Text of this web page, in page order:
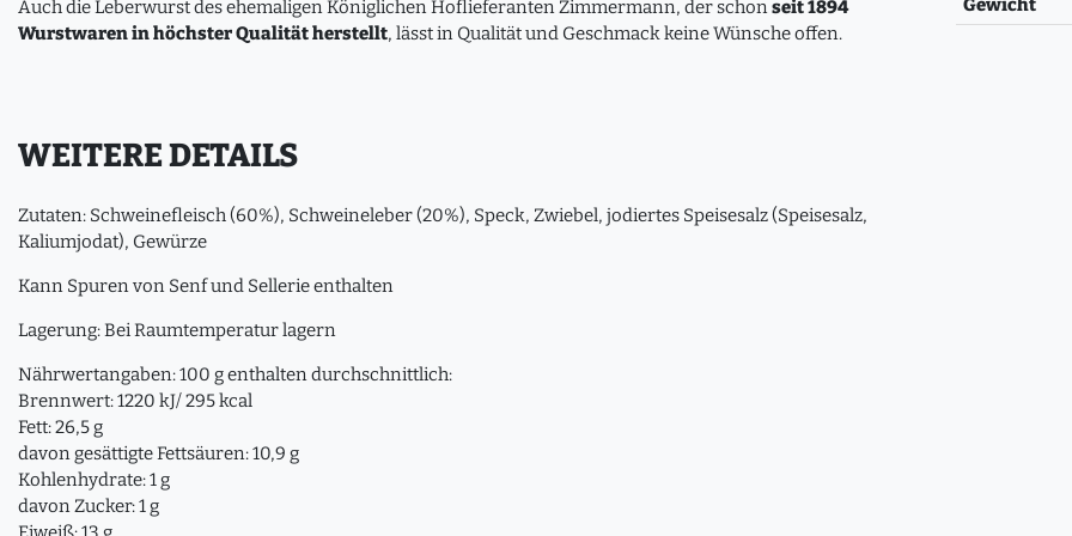
Auch die Leberwurst des ehemaligen Königlichen Hoflieferanten Zimmermann, der schonseit 1894
Wurstwaren in höchster Qualität herstellt, lässt in Qualität und Geschmack keine Wünsche offen.
WEITERE DETAILS
Zutaten: Schweinefleisch (60%), Schweineleber (20%), Speck, Zwiebel, jodiertes Speisesalz (Speisesalz,
Kaliumjodat), Gewürze
Kann Spuren von Senf und Sellerie enthalten
Lagerung: Bei Raumtemperatur lagern
Nährwertangaben: 100 g enthalten durchschnittlich:
Brennwert: 1220 kJ/ 295 kcal
Fett: 26,5 g
davon gesättigte Fettsäuren: 10,9 g
Kohlenhydrate: 1 g
davon Zucker: 1 g